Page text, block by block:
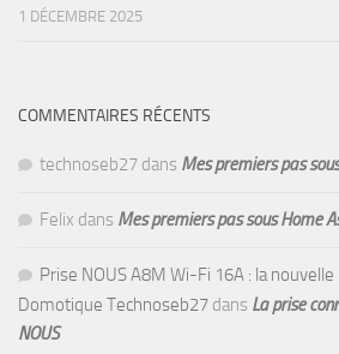
1 DÉCEMBRE 2025
COMMENTAIRES RÉCENTS
technoseb27 dans Mes premiers pas
Felix dans Mes premiers pas sous Home
Prise NOUS A8M Wi-Fi 16A : la
Domotique Technoseb27 dans La prise
NOUS